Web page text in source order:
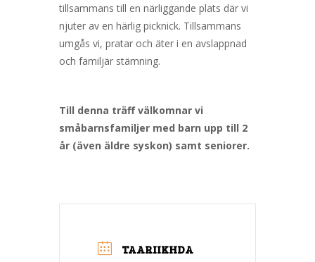
tillsammans till en närliggande plats där vi
njuter av en härlig picknick. Tillsammans
umgås vi, pratar och äter i en avslappnad
och familjär stämning.
Till denna träff välkomnar vi
småbarnsfamiljer med barn upp till 2
år (även äldre syskon) samt seniorer.
TAARIIKHDA